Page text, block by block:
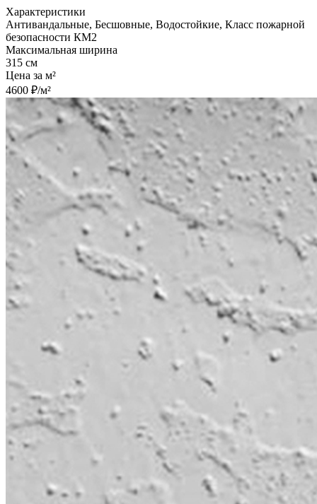
Характеристики
Антивандальные, Бесшовные, Водостойкие, Класс пожарной
безопасности КМ2
Максимальная ширина
315 см
Цена за м²
4600 ₽/м²